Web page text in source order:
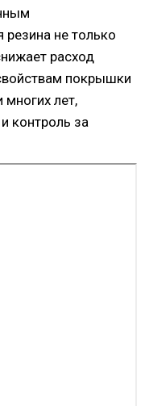
резина не только
расход
покрышки
многих лет,
контроль за